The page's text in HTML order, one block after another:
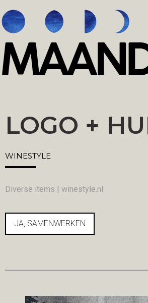
LOGO +
WINESTYLE
Diverse items | winestyle.nl
JA, SAMENWERKEN